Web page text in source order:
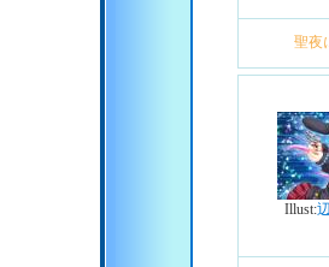
聖夜
Illust: